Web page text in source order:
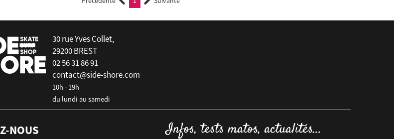
30 rue Yves Collet,
29200 BREST
02 56 31 86 91
contact@side-shore.com
10h - 19h
du lundi au samedi
NOUS